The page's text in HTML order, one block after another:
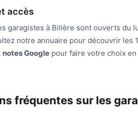
accès
garagistes à Billère sont ouverts du
notre annuaire pour découvrir les
notes Google pour faire votre choix
fréquentes sur les